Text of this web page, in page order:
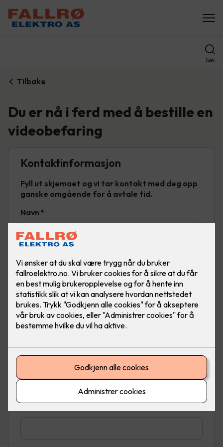
Søk
Tilbake
Du er nå i ferd med å bestille en
videobefaring
Kontaktinformasjon
Fyll ut skjemaet og vi tar kontakt med deg opp
ganske omgående for å avtale tid.
Navn *
Telefon
E-post*
Adresse*